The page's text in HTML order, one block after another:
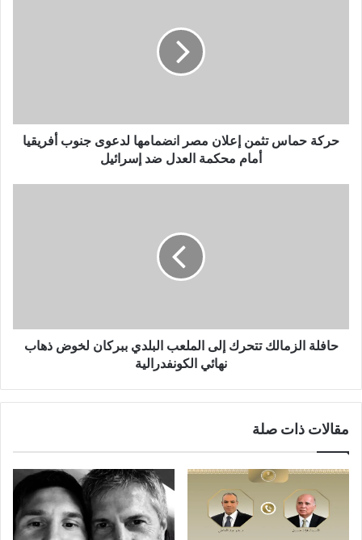
حركة حماس تثمن إعلان مصر انضمامها لدعوى جنوب أفريقيا
أمام محكمة العدل ضد إسرائيل
حافلة الزمالك تتحرك إلى الملعب البلدي ببركان لخوض ذهاب
نهائي الكونفدرالية
مقالات ذات صلة